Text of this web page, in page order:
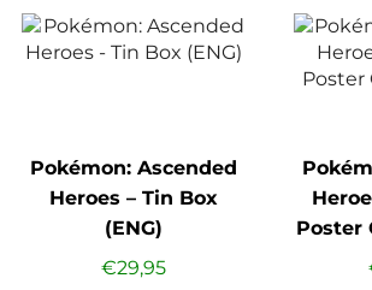
Pokémon: Ascended
Heroes – Tin Box
(ENG)
€29,95
Poster